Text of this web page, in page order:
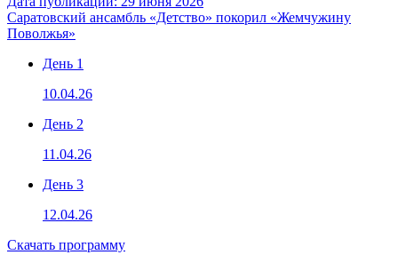
Саратовский ансамбль «Детство» покорил «Жемчужину
Поволжья»
День 1
10.04.26
День 2
11.04.26
День 3
12.04.26
Скачать программу